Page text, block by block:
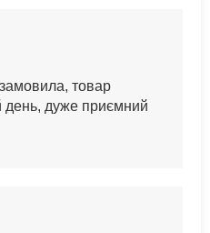
товар
день, дуже приємний